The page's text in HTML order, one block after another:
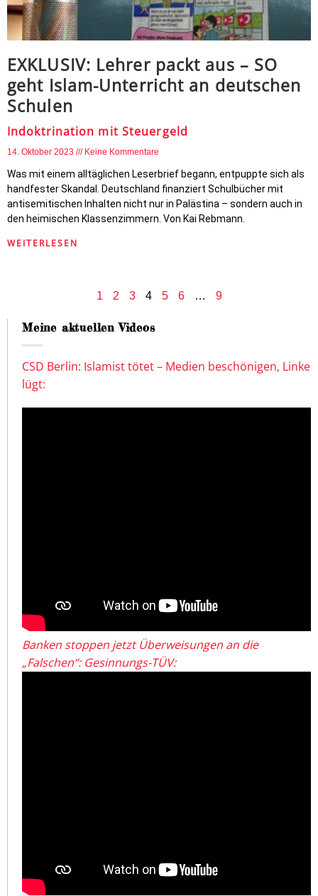
EXKLUSIV: Lehrer packt aus – SO
geht Islam-Unterricht an deutschen
Schulen
Indoktrination mit Steuergeld
14. Oktober 2023 Keine Kommentare
Was mit einem alltäglichen Leserbrief begann, entpuppte sich als
handfester Skandal. Deutschland finanziert Schulbücher mit
antisemitischen Inhalten nicht nur in Palästina – sondern auch in
den heimischen Klassenzimmern. Von Kai Rebmann.
WEITERLESEN
1 2 3 4 5 6 … 9
Meine aktuellen Videos
CSD Berlin: Islamist tötet – Medien beschönigen, Linke
lügt:
Banken stoppen jetzt Überweisungen an die
„Falschen“: Gesinnungs-TÜV: